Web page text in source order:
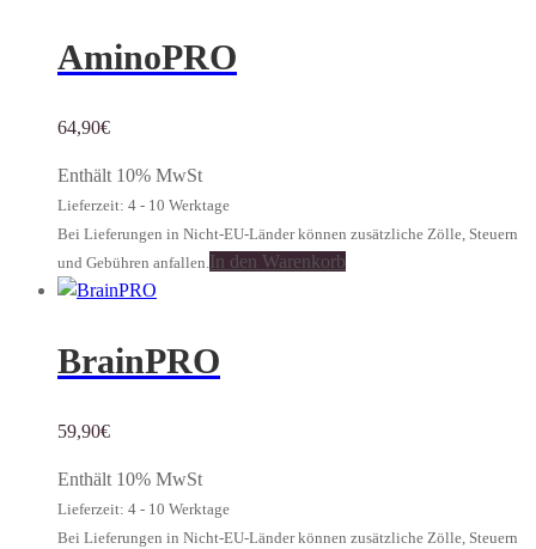
AminoPRO
64,90€
Enthält 10% MwSt
Lieferzeit: 4 - 10 Werktage
Bei Lieferungen in Nicht-EU-Länder können zusätzliche Zölle, Steuern
und Gebühren anfallen. In den Warenkorb
BrainPRO
59,90€
Enthält 10% MwSt
Lieferzeit: 4 - 10 Werktage
Bei Lieferungen in Nicht-EU-Länder können zusätzliche Zölle, Steuern